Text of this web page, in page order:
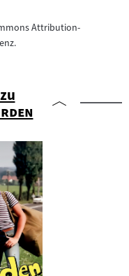
Attribution-